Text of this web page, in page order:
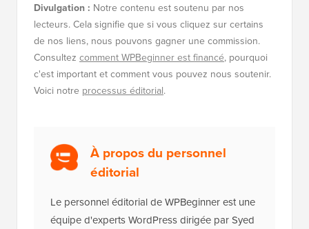
Divulgation : Notre contenu est soutenu par nos
lecteurs. Cela signifie que si vous cliquez sur certains
de nos liens, nous pouvons gagner une commission.
Consultez comment WPBeginner est financé, pourquoi
c'est important et comment vous pouvez nous soutenir.
Voici notre processus éditorial.
À propos du personnel
éditorial
Le personnel éditorial de WPBeginner est une
équipe d'experts WordPress dirigée par Syed